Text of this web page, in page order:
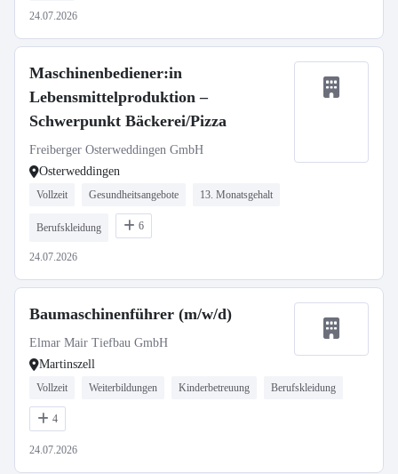
24.07.2026
Maschinenbediener:in
Lebensmittelproduktion –
Schwerpunkt Bäckerei/Pizza
Freiberger Osterweddingen GmbH
Osterweddingen
Vollzeit Gesundheitsangebote 13. Monatsgehalt
Berufskleidung 6
24.07.2026
Baumaschinenführer (m/w/d)
Elmar Mair Tiefbau GmbH
Martinszell
Vollzeit Weiterbildungen Kinderbetreuung Berufskleidung
4
24.07.2026